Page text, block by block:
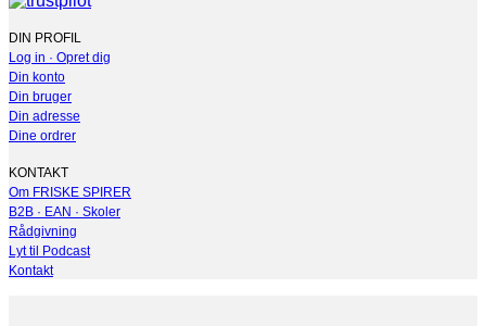
DIN PROFIL
Log in · Opret dig
Din konto
Din bruger
Din adresse
Dine ordrer
KONTAKT
Om FRISKE SPIRER
B2B · EAN · Skoler
Rådgivning
Lyt til Podcast
Kontakt